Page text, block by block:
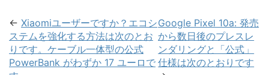
← Xiaomiユーザーですか？エコシ
ステムを強化する方法は次のとお
りです。ケーブル一体型の公式
PowerBank がわずか 17 ユーロで
Google Pixel 10a: 発売
から数日後のプレスレ
ンダリングと「公式」
仕様は次のとおりです